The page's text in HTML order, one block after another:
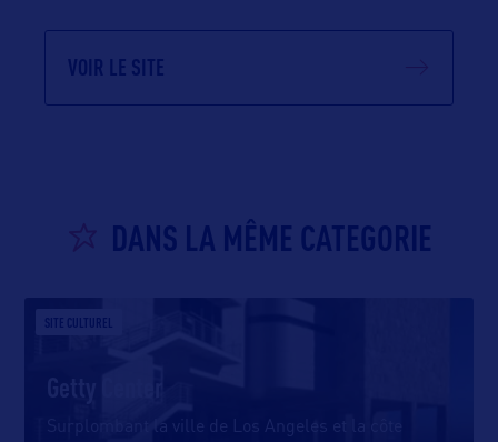
VOIR LE SITE
DANS LA MÊME CATEGORIE
SITE CULTUREL
Surplombant la ville de Los Angeles et la côte